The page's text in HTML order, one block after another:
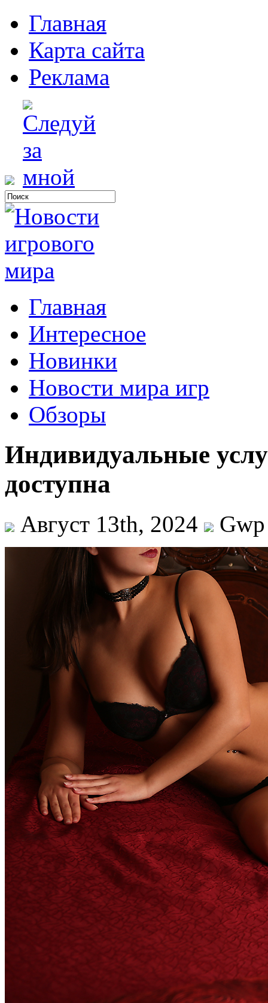
Главная
Карта сайта
Реклама
Главная
Интересное
Новинки
Новости мира игр
Обзоры
Индивидуальные
доступна
Август 13th, 2024 Gwp